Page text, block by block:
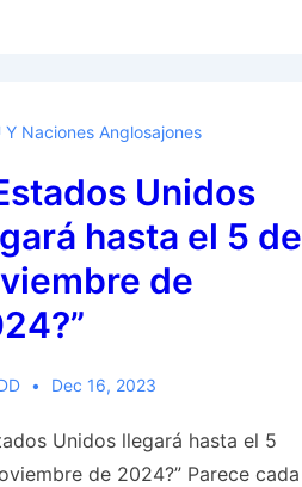
Y Naciones Anglosajones
Unidos
hasta el 5 de
de
Dec 16, 2023
Unidos llegará hasta el 5
de 2024?” Parece cada